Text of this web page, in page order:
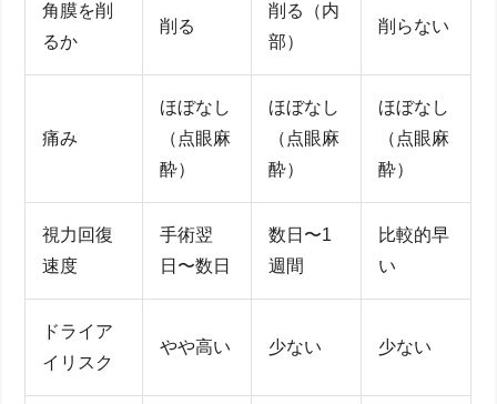
角膜を削
るか
削る
削る（内
部）
削らない
痛み
ほぼなし
（点眼麻
酔）
ほぼなし
（点眼麻
酔）
ほぼなし
（点眼麻
酔）
視力回復
速度
手術翌
日〜数日
数日〜1
週間
比較的早
い
ドライア
イリスク
やや高い 少ない 少ない
両眼・片眼・乱視矯正で異なる価格帯
分割払いや月々支払いと無料検査の有無
東京・新宿主要クリニックの費用比較
乱視戻りや視力低下に備える延長保証の必要性
コンタクトレンズ・メガネ併用時の注意事項と費用
比較
特徴
費用・痛み・回復速度を3手術で徹底比較（近視・
失明・白内障など合併症リスクと専門家の見解